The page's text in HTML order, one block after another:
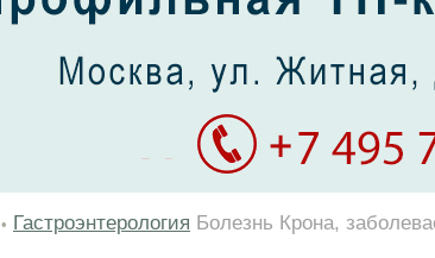
• Гастроэнтерология Болезнь Крона,